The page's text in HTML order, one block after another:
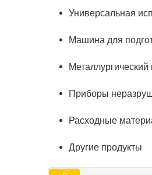
Металлургический
Другие продукты